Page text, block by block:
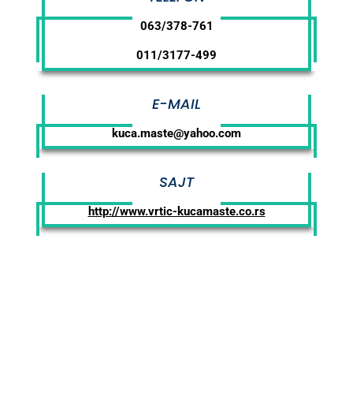
063/378-761
011/3177-499
E-MAIL
kuca.maste@yahoo.com
SAJT
http://www.vrtic-kucamaste.co.rs